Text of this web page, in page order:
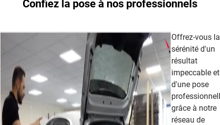
Confiez la pose à nos professionnels
Offrez-vous la
sérénité d'un
résultat
impeccable et
d'une pose
grâce à notre
réseau de